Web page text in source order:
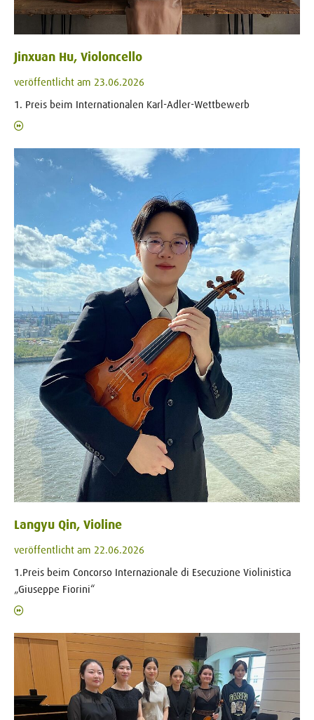
Jinxuan Hu, Violoncello
veröffentlicht am 23.06.2026
1. Preis beim Internationalen Karl-Adler-Wettbewerb
Langyu Qin, Violine
veröffentlicht am 22.06.2026
1.Preis beim Concorso Internazionale di Esecuzione Violinistica
„Giuseppe Fiorini“